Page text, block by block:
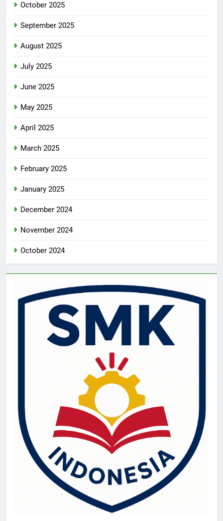
October 2025
September 2025
August 2025
July 2025
June 2025
May 2025
April 2025
March 2025
February 2025
January 2025
December 2024
November 2024
October 2024